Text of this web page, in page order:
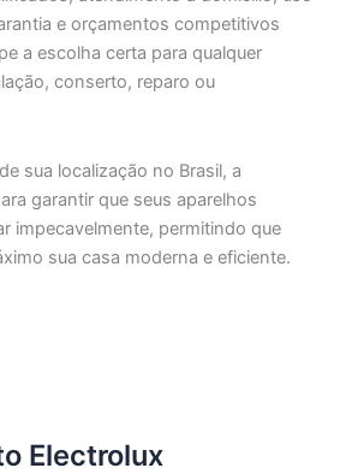
e orçamentos competitivos
a escolha certa para qualquer
conserto, reparo ou
sua localização no Brasil, a
garantir que seus aparelhos
impecavelmente, permitindo que
sua casa moderna e eficiente.
Electrolux